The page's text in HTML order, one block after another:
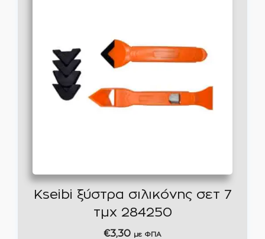
Kseibi ξύστρα σιλικόνης σετ 7
τμχ 284250
€3,30 με ΦΠΑ